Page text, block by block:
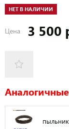
НЕТ В НАЛИЧИИ
Цена 3 500